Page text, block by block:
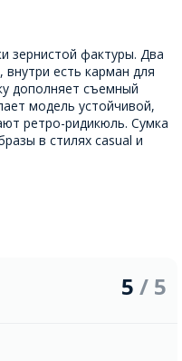
зернистой фактуры. Два
есть карман для
дополняет съемный
модель устойчивой,
ретро-ридикюль. Сумка
в стилях casual и
5 / 5